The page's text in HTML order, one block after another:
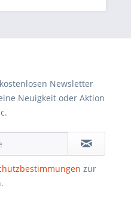
Newsletter
Neuigkeit oder Aktion
zur